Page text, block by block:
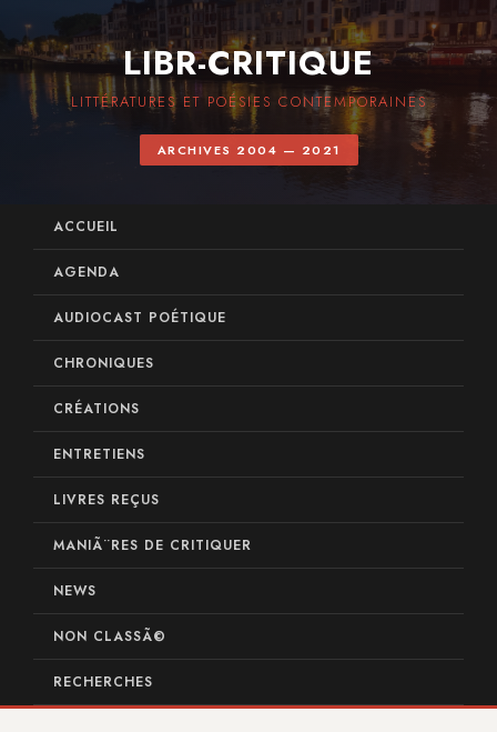
LIBR-CRITIQUE
LITTÉRATURES ET POÉSIES CONTEMPORAINES
ARCHIVES 2004 — 2021
ACCUEIL
AGENDA
AUDIOCAST POÉTIQUE
CHRONIQUES
CRÉATIONS
ENTRETIENS
LIVRES REÇUS
MANIÃ¨RES DE CRITIQUER
NEWS
NON CLASSÃ©
RECHERCHES